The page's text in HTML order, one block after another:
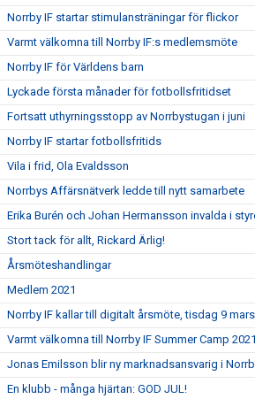
Norrby IF startar stimulansträningar för flickor
Varmt välkomna till Norrby IF:s medlemsmöte
Norrby IF för Världens barn
Lyckade första månader för fotbollsfritidset
Fortsatt uthyrningsstopp av Norrbystugan i juni
Norrby IF startar fotbollsfritids
Vila i frid, Ola Evaldsson
Norrbys Affärsnätverk ledde till nytt samarbete
Erika Burén och Johan Hermansson invalda i
Stort tack för allt, Rickard Ärlig!
Årsmöteshandlingar
Medlem 2021
Norrby IF kallar till digitalt årsmöte, tisdag 9
Varmt välkomna till Norrby IF Summer Camp
Jonas Emilsson blir ny marknadsansvarig i
En klubb - många hjärtan: GOD JUL!